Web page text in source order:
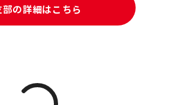
部の詳細はこちら